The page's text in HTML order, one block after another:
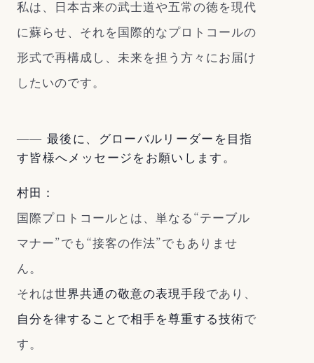
私は、日本古来の武士道や五常の徳を現代
に蘇らせ、それを国際的なプロトコールの
形式で再構成し、未来を担う方々にお届け
したいのです。
―― 最後に、グローバルリーダーを目指
す皆様へメッセージをお願いします。
村田：
国際プロトコールとは、単なる“テーブル
マナー”でも“接客の作法”でもありませ
ん。
それは世界共通の敬意の表現手段であり、
自分を律することで相手を尊重する技術で
す。